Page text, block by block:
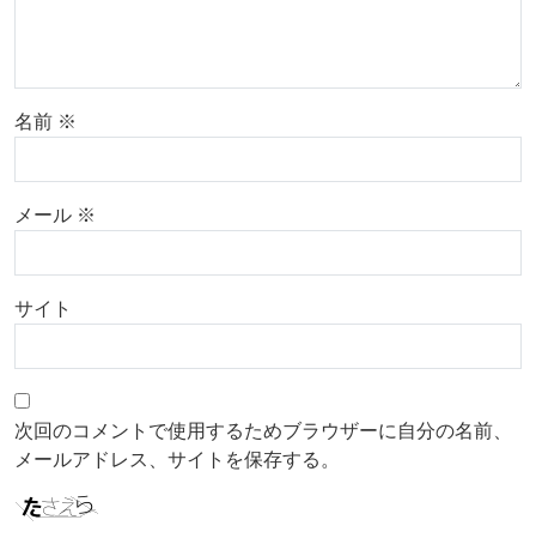
名前 ※
メール ※
サイト
次回のコメントで使用するためブラウザーに自分の名前、
メールアドレス、サイトを保存する。